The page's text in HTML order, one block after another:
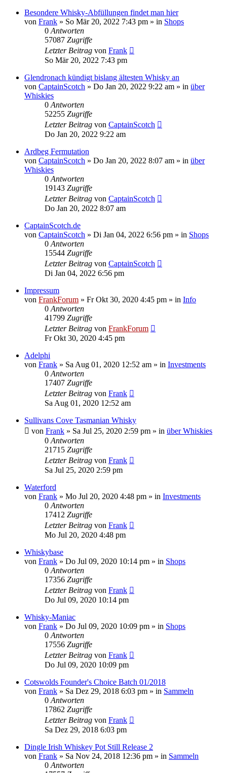
Besondere Whisky-Abfüllungen findet man hier
von Frank » So Mär 20, 2022 7:43 pm » in Shops
0 Antworten
57087 Zugriffe
Letzter Beitrag von Frank
So Mär 20, 2022 7:43 pm
Glendronach kündigt bislang ältesten Whisky an
von CaptainScotch » Do Jan 20, 2022 9:22 am » in über
Whiskies
0 Antworten
52255 Zugriffe
Letzter Beitrag von CaptainScotch
Do Jan 20, 2022 9:22 am
Ardbeg Fermutation
von CaptainScotch » Do Jan 20, 2022 8:07 am » in über
Whiskies
0 Antworten
19143 Zugriffe
Letzter Beitrag von CaptainScotch
Do Jan 20, 2022 8:07 am
CaptainScotch.de
von CaptainScotch » Di Jan 04, 2022 6:56 pm » in Shops
0 Antworten
15544 Zugriffe
Letzter Beitrag von CaptainScotch
Di Jan 04, 2022 6:56 pm
Impressum
von FrankForum » Fr Okt 30, 2020 4:45 pm » in Info
0 Antworten
41799 Zugriffe
Letzter Beitrag von FrankForum
Fr Okt 30, 2020 4:45 pm
Adelphi
von Frank » Sa Aug 01, 2020 12:52 am » in Investments
0 Antworten
17407 Zugriffe
Letzter Beitrag von Frank
Sa Aug 01, 2020 12:52 am
Sullivans Cove Tasmanian Whisky
von Frank » Sa Jul 25, 2020 2:59 pm » in über Whiskies
0 Antworten
21715 Zugriffe
Letzter Beitrag von Frank
Sa Jul 25, 2020 2:59 pm
Waterford
von Frank » Mo Jul 20, 2020 4:48 pm » in Investments
0 Antworten
17412 Zugriffe
Letzter Beitrag von Frank
Mo Jul 20, 2020 4:48 pm
Whiskybase
von Frank » Do Jul 09, 2020 10:14 pm » in Shops
0 Antworten
17356 Zugriffe
Letzter Beitrag von Frank
Do Jul 09, 2020 10:14 pm
Whisky-Maniac
von Frank » Do Jul 09, 2020 10:09 pm » in Shops
0 Antworten
17556 Zugriffe
Letzter Beitrag von Frank
Do Jul 09, 2020 10:09 pm
Cotswolds Founder's Choice Batch 01/2018
von Frank » Sa Dez 29, 2018 6:03 pm » in Sammeln
0 Antworten
17862 Zugriffe
Letzter Beitrag von Frank
Sa Dez 29, 2018 6:03 pm
Dingle Irish Whiskey Pot Still Release 2
von Frank » Sa Nov 24, 2018 12:36 pm » in Sammeln
0 Antworten